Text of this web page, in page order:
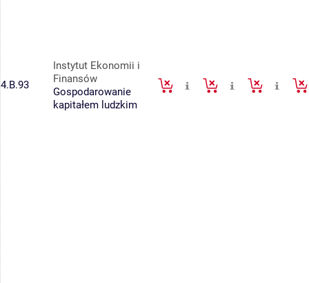
4.B.93
Instytut Ekonomii i
Finansów
Gospodarowanie
kapitałem ludzkim